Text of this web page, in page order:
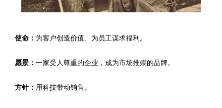
使命： 为客户创造价值、为员工谋求福利。
愿景： 一家受人尊重的企业，成为市场推崇的品牌。
方针： 用科技带动销售。